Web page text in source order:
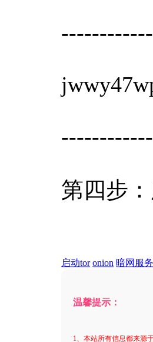
第四步
启动tor onion 暗网服
温馨提示：
1、本站所有信息都来源